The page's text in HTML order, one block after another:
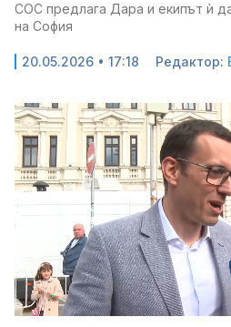
СОС предлага Дара и екипът ѝ
на София
20.05.2026 • 17:18 Редактор:
Unmute Loaded
94.12%